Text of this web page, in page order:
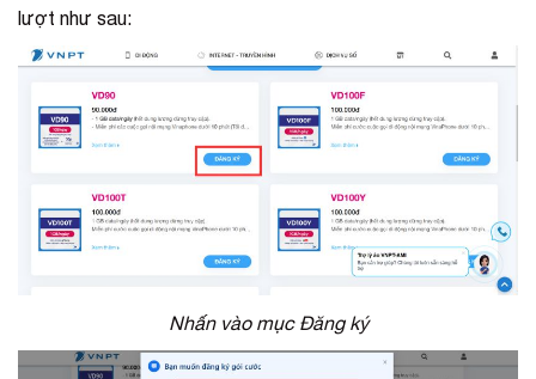
lượt như sau:
Nhấn vào mục Đăng ký